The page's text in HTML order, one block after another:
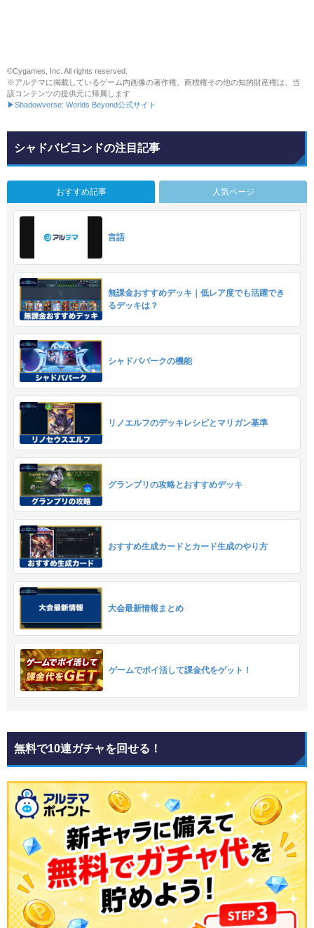
©Cygames, Inc. All rights reserved.
※アルテマに掲載しているゲーム内画像の著作権、商標権その他の知的財産権は、当
該コンテンツの提供元に帰属します
▶Shadowverse: Worlds Beyond公式サイト
シャドバビヨンドの注目記事
おすすめ記事 人気ページ
言語
無課金おすすめデッキ｜低レア度でも活躍でき
るデッキは？
シャドバパークの機能
リノエルフのデッキレシピとマリガン基準
グランプリの攻略とおすすめデッキ
おすすめ生成カードとカード生成のやり方
大会最新情報まとめ
ゲームでポイ活して課金代をゲット！
無料で10連ガチャを回せる！